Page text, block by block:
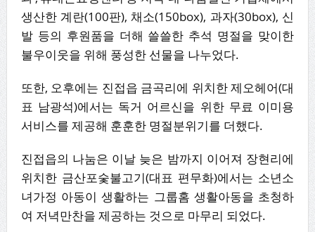
생산한 계란(100판), 채소(150box), 과자(30box), 신
발 등의 후원품을 더해 쓸쓸한 추석 명절을 맞이한
불우이웃을 위해 풍성한 선물을 나누었다.
또한, 오후에는 진접읍 금곡리에 위치한 제오헤어(대
표 남광석)에서는 독거 어르신을 위한 무료 이미용
서비스를 제공해 훈훈한 명절분위기를 더했다.
진접읍의 나눔은 이날 늦은 밤까지 이어져 장현리에
위치한 금산포숯불고기(대표 편무화)에서는 소년소
녀가정 아동이 생활하는 그룹홈 생활아동을 초청하
여 저녁만찬을 제공하는 것으로 마무리 되었다.